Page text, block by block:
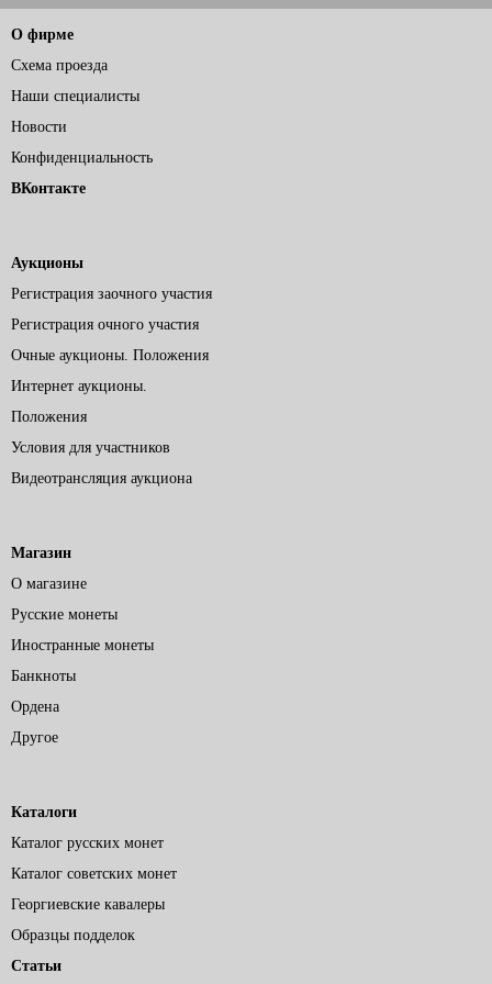
О фирме
Схема проезда
Наши специалисты
Новости
Конфиденциальность
ВКонтакте
Аукционы
Регистрация заочного участия
Регистрация очного участия
Очные аукционы. Положения
Интернет аукционы.
Положения
Условия для участников
Видеотрансляция аукциона
Магазин
О магазине
Русские монеты
Иностранные монеты
Банкноты
Ордена
Другое
Каталоги
Каталог русских монет
Каталог советских монет
Георгиевские кавалеры
Образцы подделок
Статьи